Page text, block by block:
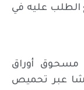
الطلب عليه في
أوراق
عبر تحميص